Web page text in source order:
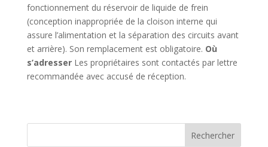
fonctionnement du réservoir de liquide de frein
(conception inappropriée de la cloison interne qui
assure l’alimentation et la séparation des circuits avant
et arrière). Son remplacement est obligatoire. Où
s’adresserLes propriétaires sont contactés par lettre
recommandée avec accusé de réception.